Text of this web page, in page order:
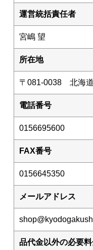
プチ・プレジール
フロマージュ・ブラ
農場産そば
きな粉
ホエイジャム
共働学舎のぶどうジ
肉加工製品(寧楽共働
共働学舎のお豆
運営統括責任者
宮嶋 望
所在地
〒081-0038 北海
電話番号
0156695600
FAX番号
0156645350
メールアドレス
品代金以外の必要